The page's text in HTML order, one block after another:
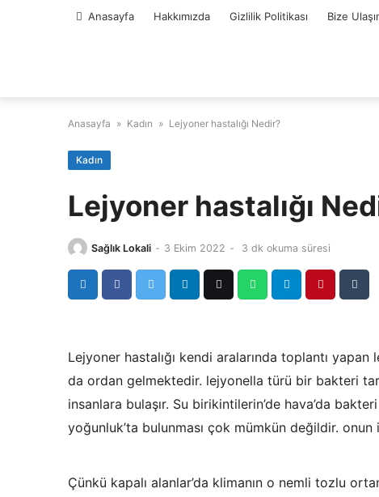
Anasayfa Hakkımızda Gizlilik Politikası Bize
Anasayfa » Kadın » Lejyoner hastalığı Nedir?
Kadın
Lejyoner hastalığı
Sağlık Lokali - 3 Ekim 2022 - 3 dk okuma süresi
Lejyoner hastalığı kendi aralarında toplantı yapan
da ordan gelmektedir. lejyonella türü bir bakteri
insanlara bulaşır. Su birikintilerin’de hava’da
yoğunluk’ta bulunması çok mümkün değildir.
Çünkü kapalı alanlar’da klimanın o nemli tozlu